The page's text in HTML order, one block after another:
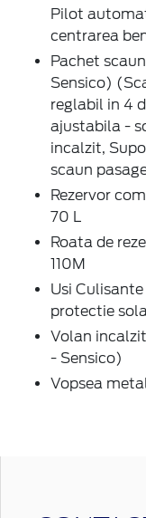
Pilot
centrarea
Pachet
Sensico)
reglabil in 4
ajustabila -
incalzit,
scaun
Rezervor
70 L
Roata de
110M
Usi
protectie
Volan
- Sensico)
Vopsea